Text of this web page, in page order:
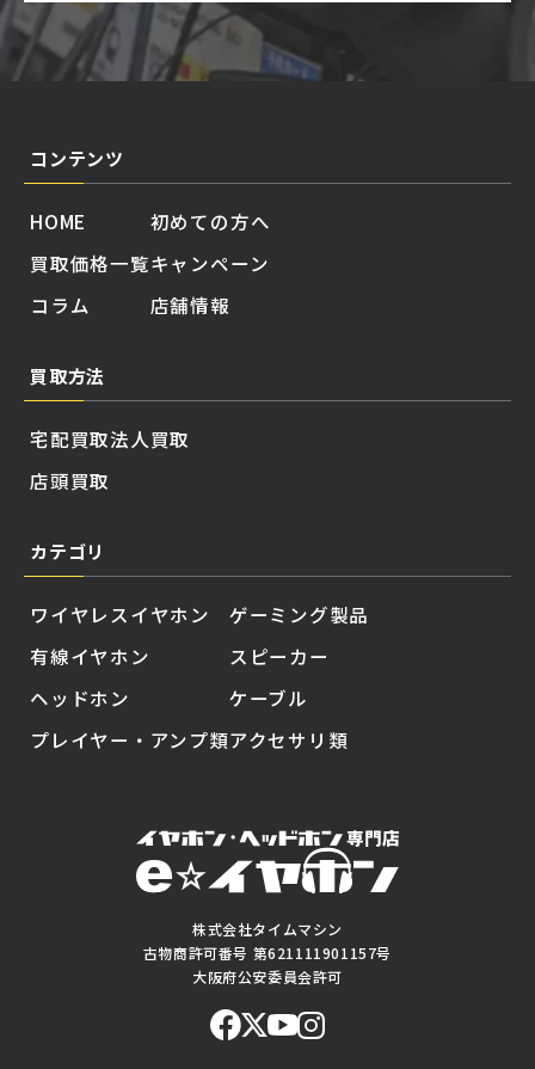
株式会社タイムマシン
古物商許可番号 第621111901157号
大阪府公安委員会許可
コンテンツ
HOME
買取価格一覧
コラム
初めての方へ
キャンペーン
店舗情報
買取方法
宅配買取
店頭買取
法人買取
カテゴリ
ワイヤレスイヤホン
有線イヤホン
ヘッドホン
プレイヤー・アンプ類
ゲーミング製品
スピーカー
ケーブル
アクセサリ類